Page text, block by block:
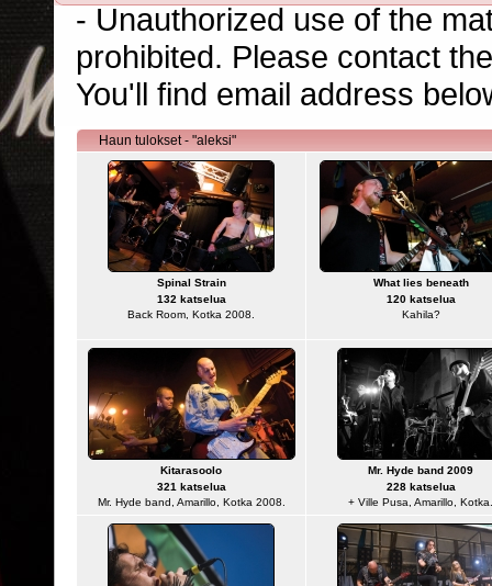
- Unauthorized use of the
prohibited. Please contact
You'll find email address
Haun tulokset - "aleksi"
Spinal Strain
132 katselua
Back Room, Kotka 2008.
What lies beneath
120 katselua
Kahila?
Kitarasoolo
321 katselua
Mr. Hyde band, Amarillo, Kotka 2008.
Mr. Hyde band 2009
228 katselua
+ Ville Pusa, Amarillo, Kotka.